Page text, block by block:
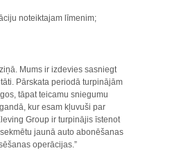
noteiktajam līmenim;
Mums ir izdevies sasniegt
Pārskata periodā turpinājām
tāpat teicamu sniegumu
kur esam kļuvuši par
Group ir turpinājis īstenot
jaunā auto abonēšanas
operācijas.”